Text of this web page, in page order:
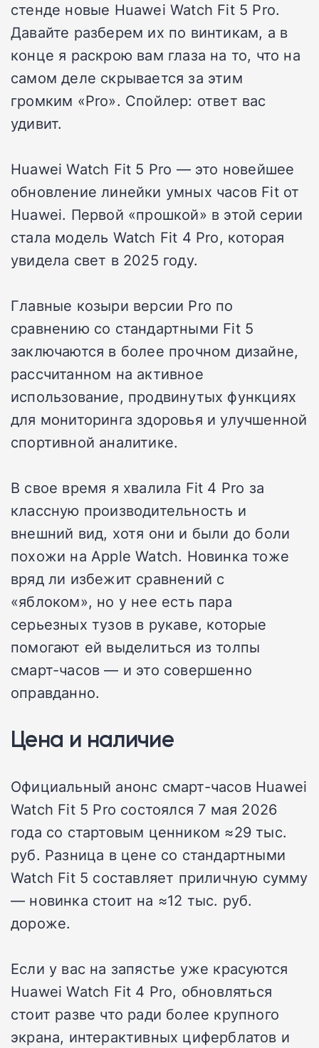
стенде новые Huawei Watch Fit 5 Pro.
Давайте разберем их по винтикам, а в
конце я раскрою вам глаза на то, что на
самом деле скрывается за этим
громким «Pro». Спойлер: ответ вас
удивит.
Huawei Watch Fit 5 Pro — это новейшее
обновление линейки умных часов Fit от
Huawei. Первой «прошкой» в этой серии
стала модель Watch Fit 4 Pro, которая
увидела свет в 2025 году.
Главные козыри версии Pro по
сравнению со стандартными Fit 5
заключаются в более прочном дизайне,
рассчитанном на активное
использование, продвинутых функциях
для мониторинга здоровья и улучшенной
спортивной аналитике.
В свое время я хвалила Fit 4 Pro за
классную производительность и
внешний вид, хотя они и были до боли
похожи на Apple Watch. Новинка тоже
вряд ли избежит сравнений с
«яблоком», но у нее есть пара
серьезных тузов в рукаве, которые
помогают ей выделиться из толпы
смарт-часов — и это совершенно
оправданно.
Цена и наличие
Официальный анонс смарт-часов Huawei
Watch Fit 5 Pro состоялся 7 мая 2026
года со стартовым ценником ≈29 тыс.
руб. Разница в цене со стандартными
Watch Fit 5 составляет приличную сумму
— новинка стоит на ≈12 тыс. руб.
дороже.
Если у вас на запястье уже красуются
Huawei Watch Fit 4 Pro, обновляться
стоит разве что ради более крупного
экрана, интерактивных циферблатов и